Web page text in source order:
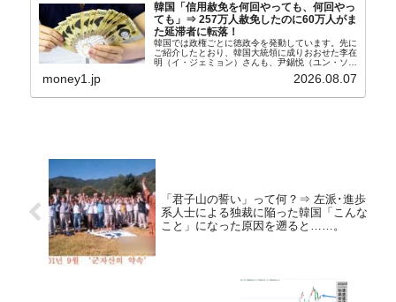
韓国「信用赦免を何回やっても、何回やっ
ても」⇒ 257万人赦免したのに60万人がま
た延滞者に転落！
韓国では政権ごとに徳政令を発動しています。先に
ご紹介したとおり、韓国大統領に成りおおせた李在
明（イ・ジェミョン）さんも、尹錫悦（ユン・ソギ
バンクにして不良債権の買い取りを行い、分割償還
money1.jp 2026.08.07
「君子山の誓い」って何？⇒ 左派･進歩
系人士による独裁に陥った韓国「こんな
こと」になった原因を遡ると……。